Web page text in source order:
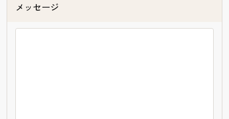
メッセージ